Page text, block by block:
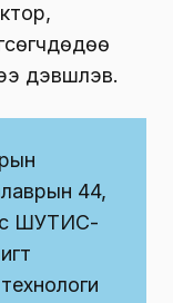
дэвшүүлэв.
44,
ШУТИС-